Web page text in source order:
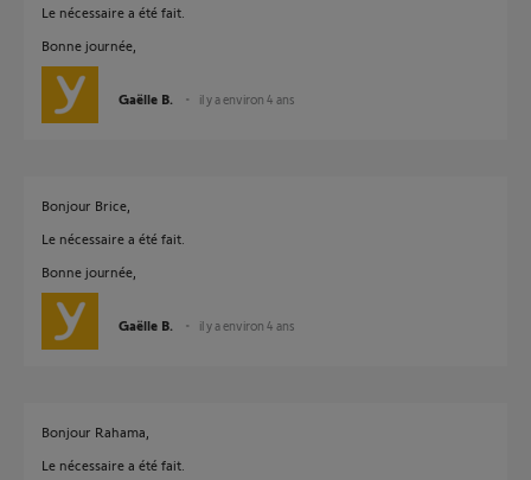
Le nécessaire a été fait.
Bonne journée,
Gaëlle B. il y a environ 4 ans
Bonjour Brice,
Le nécessaire a été fait.
Bonne journée,
Gaëlle B. il y a environ 4 ans
Bonjour Rahama,
Le nécessaire a été fait.